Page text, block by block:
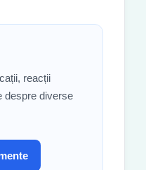
reacții
despre diverse